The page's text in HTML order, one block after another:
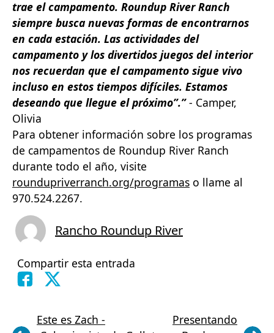
trae el campamento. Roundup River Ranch
siempre busca nuevas formas de encontrarnos
en cada estación. Las actividades del
campamento y los divertidos juegos del interior
nos recuerdan que el campamento sigue vivo
incluso en estos tiempos difíciles. Estamos
deseando que llegue el próximo”.”- Camper,
Olivia
Para obtener información sobre los programas
de campamentos de Roundup River Ranch
durante todo el año, visite
roundupriverranch.org/programas o llame al
970.524.2267.
Rancho Roundup River
Compartir esta entrada
Este es Zach -
Presentando